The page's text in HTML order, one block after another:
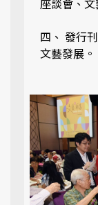
座談會、
四、 發行
文藝發展。